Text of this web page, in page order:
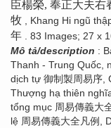
臣楊榮, 奉正大夫
牧 , Khang Hi ngũ
年 . 83 Images; 27 x
Mô tả/description :
Thanh - Trung Quốc,
dịch tự 御制製周易序,
Thượng hạ thiên
tổng mục 周易傳義大
lệ 周易傳義大全凡例,